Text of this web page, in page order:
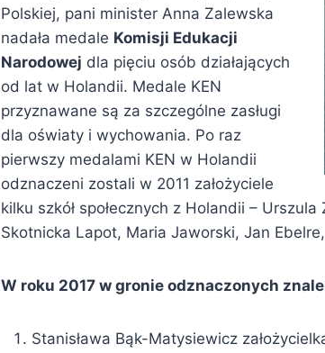
Polskiej, pani minister Anna Zalewska
nadała medale Komisji Edukacji
Narodowej dla pięciu osób działających
od lat w Holandii. Medale KEN
przyznawane są za szczególne zasługi
dla oświaty i wychowania. Po raz
pierwszy medalami KEN w Holandii
odznaczeni zostali w 2011 założyciele
kilku szkół społecznych z Holandii –
Skotnicka Lapot, Maria Jaworski, Jan
W roku 2017 w gronie odznaczonych
Stanisława Bąk-Matysiewicz